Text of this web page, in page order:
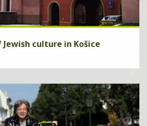
culture in Košice
a guide and in addition we will provide a
hotel Yasmin**** .